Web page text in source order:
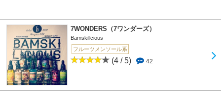
7WONDERS（7ワンダーズ）
Bamskillcious
フルーツメンソール系
(4 / 5) 42